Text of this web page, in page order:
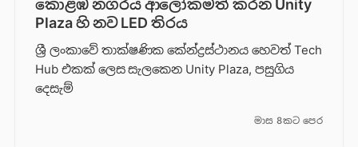
කොළඹ නගරය ආලෝකමත් කරන Unity
Plaza හි නව LED තිරය
ශ්‍රී ලංකාවේ තාක්ෂණික කේන්ද්‍රස්ථානය හෙවත් Tech
Hub එකක් ලෙස සැලකෙන Unity Plaza, පසුගිය
දෙසැම්
මාස 8කට පෙර